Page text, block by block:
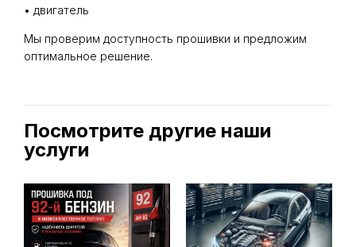
• двигатель
Мы проверим доступность прошивки и предложим
оптимальное решение.
Посмотрите другие наши
услуги